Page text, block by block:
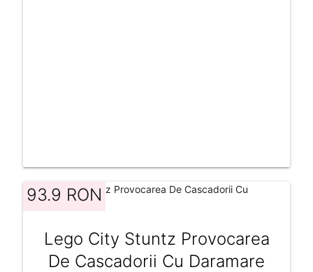
93.9 RON
Lego City Stuntz Provocarea
De Cascadorii Cu Daramare